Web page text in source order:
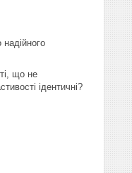
що не
ідентичні?